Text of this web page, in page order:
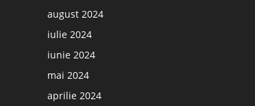
august 2024
iulie 2024
iunie 2024
mai 2024
aprilie 2024